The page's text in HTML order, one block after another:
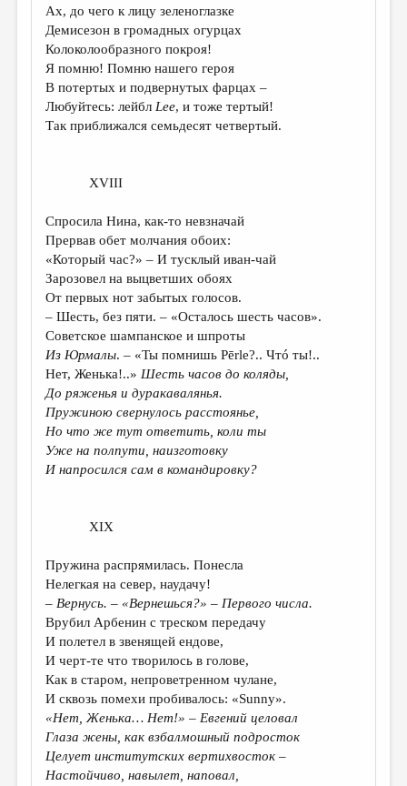
Ах, до чего к лицу зеленоглазке
Демисезон в громадных огурцах
Колоколообразного покроя!
Я помню! Помню нашего героя
В потертых и подвернутых фарцах –
Любуйтесь: лейбл Lee, и тоже тертый!
Так приближался семьдесят четвертый.
XVIII
Спросила Нина, как-то невзначай
Прервав обет молчания обоих:
«Который час?» – И тусклый иван-чай
Зарозовел на выцветших обоях
От первых нот забытых голосов.
– Шесть, без пяти. – «Осталось шесть часов».
Советское шампанское и шпроты
Из Юрмалы. – «Ты помнишь Pērle?.. Чтó ты!..
Нет, Женька!..» Шесть часов до коляды,
До ряженья и дуракавалянья.
Пружиною свернулось расстоянье,
Но что же тут ответить, коли ты
Уже на полпути, наизготовку
И напросился сам в командировку?
XIX
Пружина распрямилась. Понесла
Нелегкая на север, наудачу!
– Вернусь. – «Вернешься?» – Первого числа.
Врубил Арбенин с треском передачу
И полетел в звенящей ендове,
И черт-те что творилось в голове,
Как в старом, непроветренном чулане,
И сквозь помехи пробивалось: «Sunny».
«Нет, Женька… Нет!» – Евгений целовал
Глаза жены, как взбалмошный подросток
Целует институтских вертихвосток –
Настойчиво, навылет, наповал,